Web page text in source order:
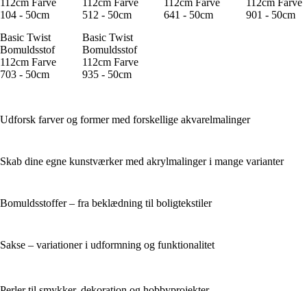
104 - 50cm
512 - 50cm
641 - 50cm
901 - 50cm
Basic Twist
Bomuldsstof
112cm Farve
703 - 50cm
Basic Twist
Bomuldsstof
112cm Farve
935 - 50cm
Udforsk farver og former med forskellige akvarelmalinger
Skab dine egne kunstværker med akrylmalinger i mange varianter
Bomuldsstoffer – fra beklædning til boligtekstiler
Sakse – variationer i udformning og funktionalitet